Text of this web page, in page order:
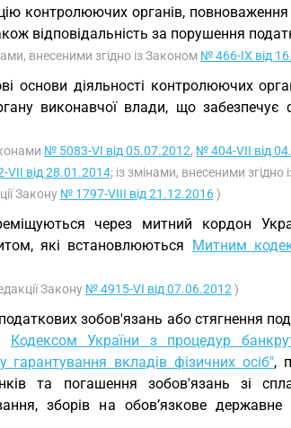
контролюючих органів, повноваження
відповідальність за порушення
внесеними згідно із Законом № 466-IX від
основи діяльності контролюючих
виконавчої влади, що забезпечує
№ 5083-VI від 05.07.2012, № 404-VII від
VII від 28.01.2014; із змінами, внесеними згідно
Закону № 1797-VIII від 21.12.2016)
через митний кордон
які встановлюються Митним
Закону № 4915-VI від 07.06.2012 )
зобов'язань або стягнення
Кодексом України з процедур
вкладів фізичних осіб",
та погашення зобов'язань зі
зборів на обов’язкове державне